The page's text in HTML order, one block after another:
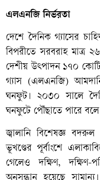
এলএনজি নির্ভরতা
দেশে দৈনিক গ্যাসের
বিপরীতে সরবরাহ মাত্র
দেশীয় উৎপাদন ১৭০
গ্যাস (এলএনজি)
ঘনফুট। ২০৩০ সালে
ঘনফুটে পৌঁছাতে পারে
জ্বালানি বিশেষজ্ঞ
ভূখণ্ডের পূর্বাংশে
গেলেও দক্ষিণ,